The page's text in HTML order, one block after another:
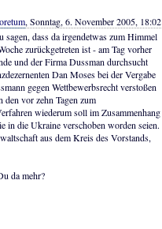
, Sonntag, 6. November 2005, 18:02
dass da irgendetwas zum Himmel
zurückgetreten ist - am Tag vorher
und der Firma Dussman durchsucht
Dan Moses bei der Vergabe
gegen Wettbewerbsrecht verstoßen
den vor zehn Tagen zum
wiederum soll im Zusammenhang
in die Ukraine verschoben worden seien.
aus dem Kreis des Vorstands,
da mehr?